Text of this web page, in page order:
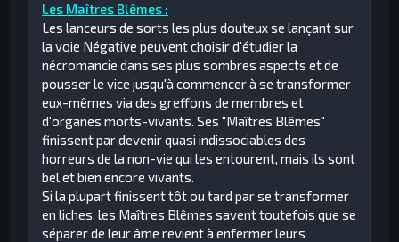
Les Maîtres Blêmes :
Les lanceurs de sorts les plus douteux se lançant sur
la voie Négative peuvent choisir d'étudier la
nécromancie dans ses plus sombres aspects et de
pousser le vice jusqu'à commencer à se transformer
eux-mêmes via des greffons de membres et
d'organes morts-vivants. Ses "Maîtres Blêmes"
finissent par devenir quasi indissociables des
horreurs de la non-vie qui les entourent, mais ils sont
bel et bien encore vivants.
Si la plupart finissent tôt ou tard par se transformer
en liches, les Maîtres Blêmes savent toutefois que se
séparer de leur âme revient à enfermer leurs